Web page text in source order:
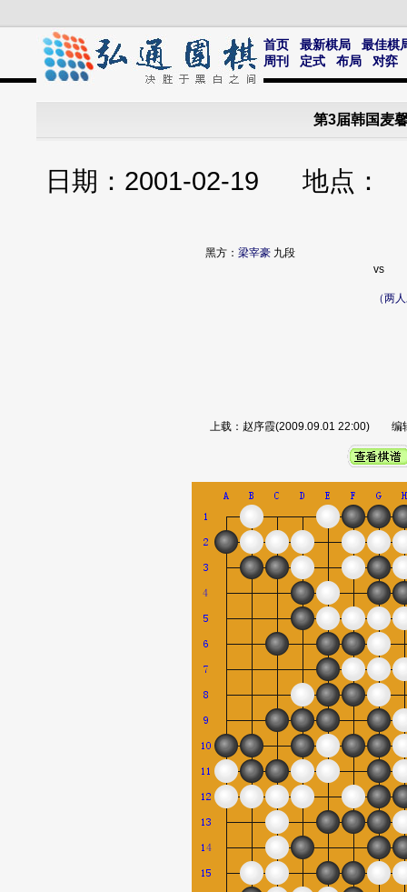
首页 最新棋局
最佳棋
周刊
定式 布局 对弈
第3届韩国麦
日期：2001-02-19 地点
黑方： 梁宰豪 九段
vs
（两
上载：赵序霞(2009.09.01 22:00)